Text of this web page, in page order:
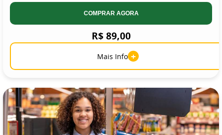
COMPRAR AGORA
R$ 89,00
Mais Info +